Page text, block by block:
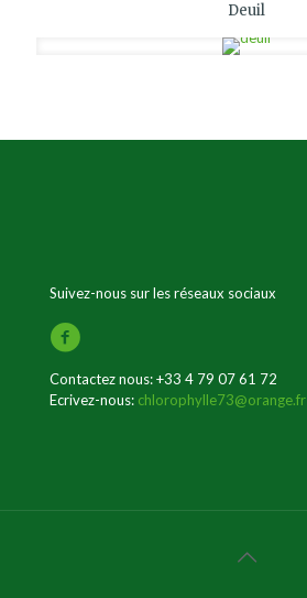
Deuil
Suivez-nous sur les réseaux sociaux
Contactez nous:+33 4 79 07 61 72
Ecrivez-nous: chlorophylle73@orange.fr